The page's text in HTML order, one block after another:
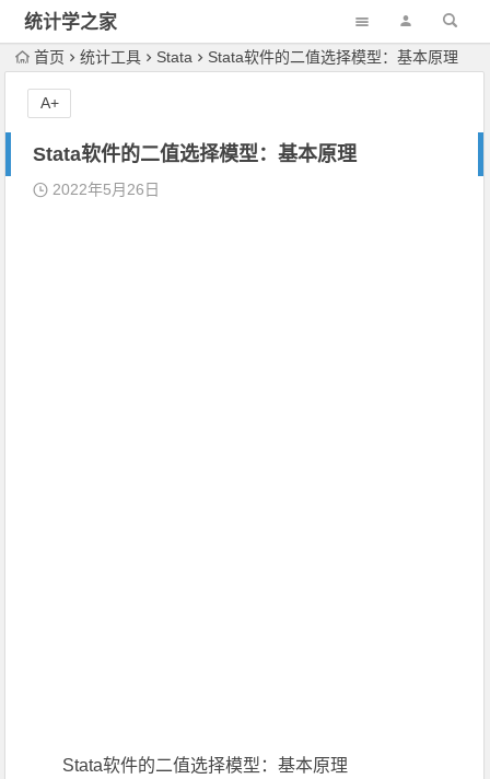
统计学之家
首页 统计工具 Stata Stata软件的二值选择模型：基本原理
Stata软件的二值选择模型：基本原理
2022年5月26日
Stata软件的二值选择模型：基本原理
A+